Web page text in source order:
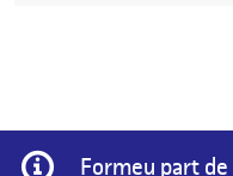
Informació
Formeu part